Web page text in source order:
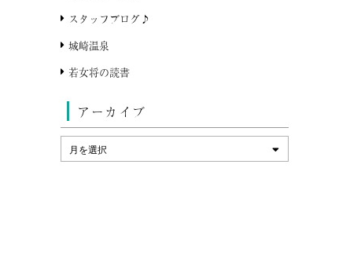
スタッフブログ♪
城崎温泉
若女将の読書
アーカイブ